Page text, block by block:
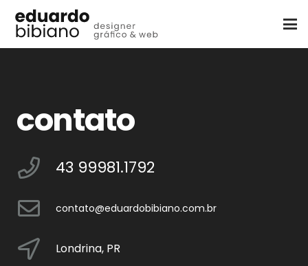
contato
43 99981.1792
contato@eduardobibiano.com.br
Londrina, PR